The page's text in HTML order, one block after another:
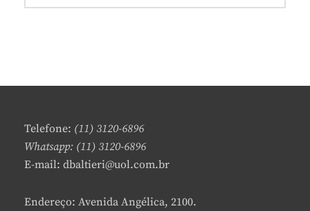
Telefone: (11) 3120-6896
Whatsapp: (11) 3120-6896
E-mail: dbaltieri@uol.com.br
Endereço: Avenida Angélica, 2100.